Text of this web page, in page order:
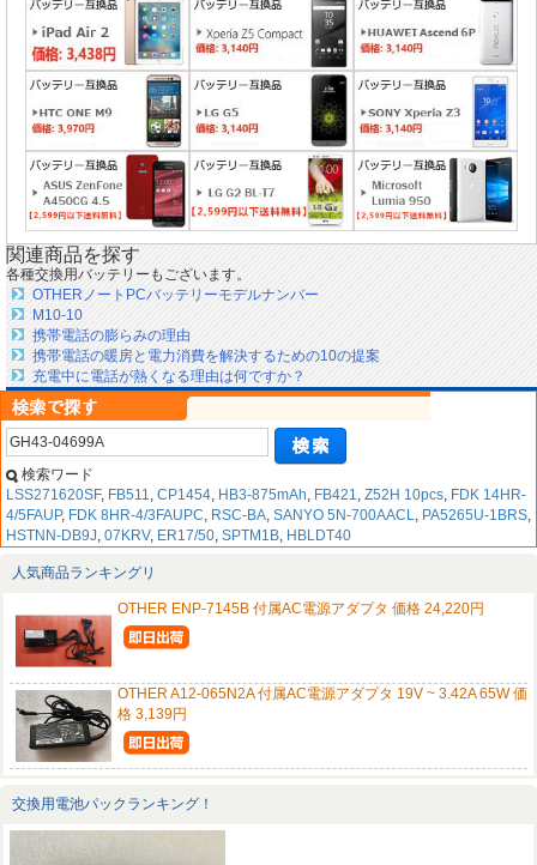
関連商品を探す
各種交換用バッテリーもございます。
OTHERノートPCバッテリーモデルナンバー
M10-10
携帯電話の膨らみの理由
携帯電話の暖房と電力消費を解決するための10の提案
充電中に電話が熱くなる理由は何ですか？
検索ワード
LSS271620SF, FB511, CP1454, HB3-875mAh, FB421, Z52H 10pcs, FDK 14HR-
4/5FAUP, FDK 8HR-4/3FAUPC, RSC-BA, SANYO 5N-700AACL, PA5265U-1BRS,
HSTNN-DB9J, 07KRV, ER17/50, SPTM1B, HBLDT40
人気商品ランキングリ
OTHER ENP-7145B 付属AC電源アダプタ 価格 24,220円
OTHER A12-065N2A 付属AC電源アダプタ 19V ~ 3.42A 65W 価
格 3,139円
交換用電池パックランキング！